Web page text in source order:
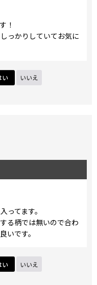
！
っかりしていてお気に
い いいえ
ってます。
る柄では無いので合わ
いです。
い いいえ